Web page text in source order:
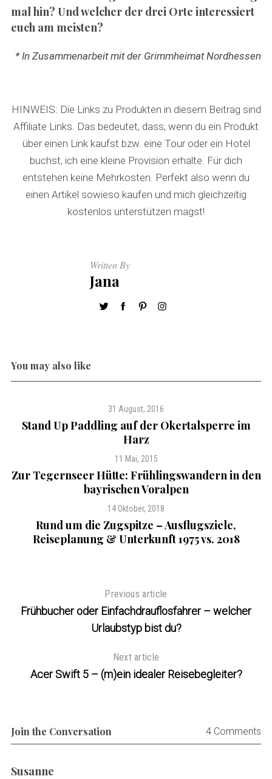
mal hin? Und welcher der drei Orte interessiert
euch am meisten?
* In Zusammenarbeit mit der Grimmheimat Nordhessen
HINWEIS: Die Links zu Produkten in diesem Beitrag sind
Affiliate Links. Das bedeutet, dass, wenn du ein Produkt
über einen Link kaufst bzw. eine Tour oder ein Hotel
buchst, ich eine kleine Provision erhalte. Für dich
entstehen keine Mehrkosten. Perfekt also wenn du
einen Artikel sowieso kaufen und mich gleichzeitig
kostenlos unterstützen magst!
Written By
Jana
You may also like
31 August, 2016
Stand Up Paddling auf der Okertalsperre im
Harz
11 Mai, 2015
Zur Tegernseer Hütte: Frühlingswandern in den
bayrischen Voralpen
14 Oktober, 2018
Rund um die Zugspitze – Ausflugsziele,
Reiseplanung & Unterkunft 1975 vs. 2018
Previous article
Frühbucher oder Einfachdrauflosfahrer – welcher
Urlaubstyp bist du?
Next article
Acer Swift 5 – (m)ein idealer Reisebegleiter?
Join the Conversation 4 Comments
s
Susanne